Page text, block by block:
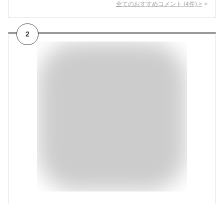
全てのおすすめコメント (4件) >
2